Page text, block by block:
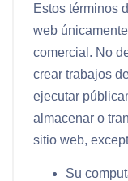
Estos términos
web
comercial. No
crear trabajos
ejecutar
almacenar o
sitio web,
Su